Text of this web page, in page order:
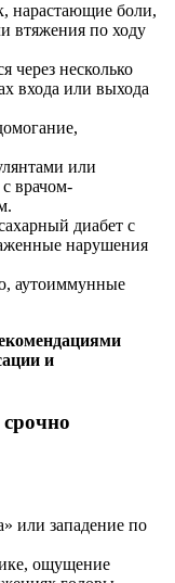
нарастающие боли,
втяжения по ходу
через несколько
входа или выхода
или
с врачом-
диабет с
нарушения
аутоиммунные
и
или западение по
ощущение